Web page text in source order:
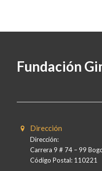
Fundación
Dirección
Dirección:
Carrera 9 # 74 – 99
Código Postal: 110221